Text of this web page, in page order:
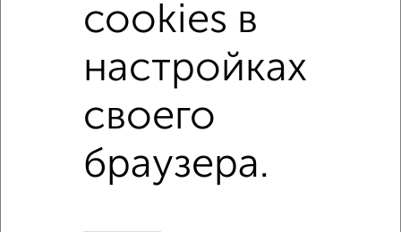
Большие квартиры
Двухкомнатные
Квартиры студии
От застройщика Без посредников
В новостройке
В строящемся доме
Контакты
Политика конфиденциальности
cookies в
настройках
своего
браузера.